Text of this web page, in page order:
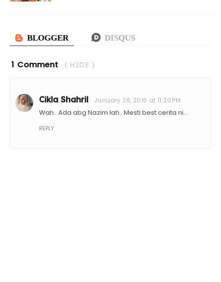
1 Comment ( HIDE )
Cikla Shahril January 26, 2016 at 11:20 PM
Wah.. Ada abg Nazim lah.. Mesti best cerita ni...
REPLY